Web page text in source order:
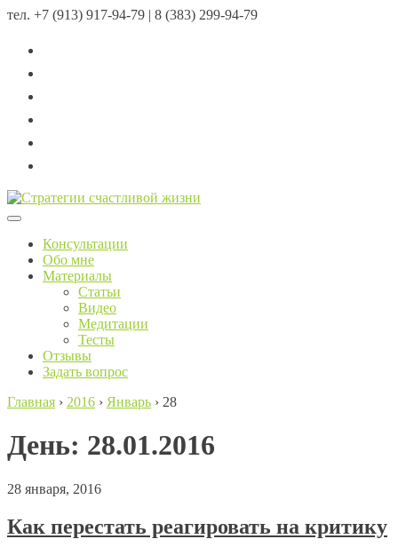
тел. +7 (913) 917-94-79 | 8 (383) 299-94-79
Menu
Консультации
Обо мне
Материалы
Статьи
Видео
Медитации
Тесты
Отзывы
Задать вопрос
Главная › 2016 › Январь › 28
День: 28.01.2016
28 января, 2016
Как перестать реагировать на критику